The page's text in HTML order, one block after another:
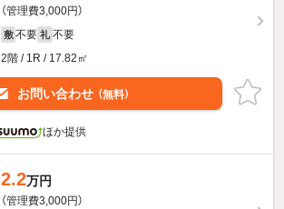
（管理費3,000円）
敷 不要 礼 不要
2階 / 1R / 17.82㎡
お問い合わせ （無料）
ほか提供
2.2万円
（管理費3,000円）